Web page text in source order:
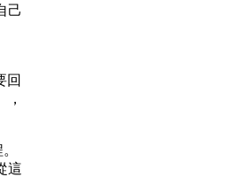
己
回
這